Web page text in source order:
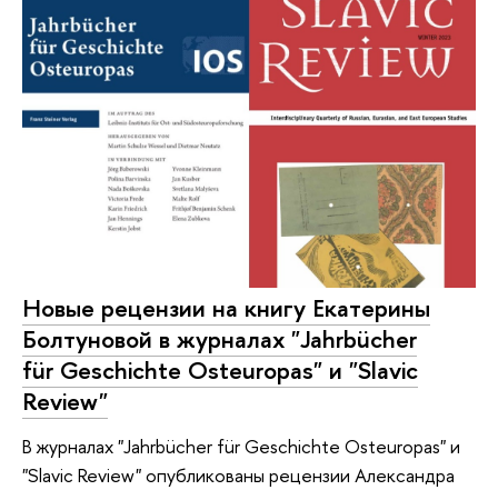
Новые рецензии на книгу Екатерины
Болтуновой в журналах "Jahrbücher
für Geschichte Osteuropas" и "Slavic
Review"
В журналах "Jahrbücher für Geschichte Osteuropas" и
"Slavic Review" опубликованы рецензии Александра